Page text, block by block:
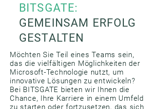
BITSGATE:
GEMEINSAM ERFOLG
GESTALTEN
Möchten Sie Teil eines Teams sein,
das die vielfältigen Möglichkeiten der
Microsoft-Technologie nutzt, um
innovative Lösungen zu entwickeln?
Bei BITSGATE bieten wir Ihnen die
Chance, Ihre Karriere in einem Umfeld
zu starten oder fortzusetzen, das sich